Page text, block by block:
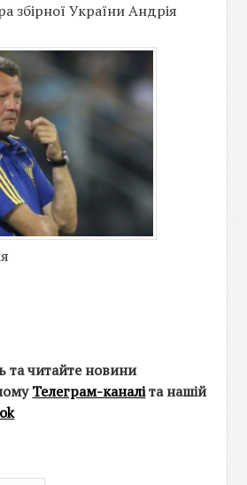
збірної України Андрія
та читайте новини
Телеграм-каналіта нашій